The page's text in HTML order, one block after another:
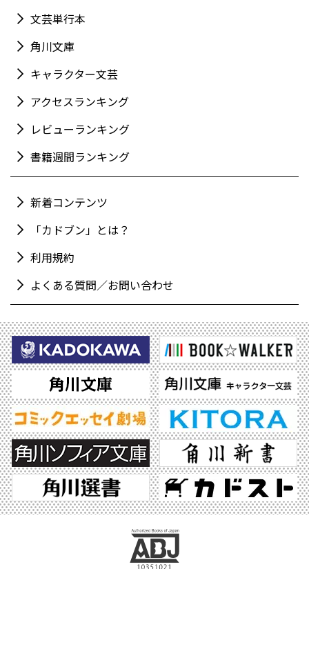
文芸単行本
角川文庫
キャラクター文芸
アクセスランキング
レビューランキング
書籍週間ランキング
新着コンテンツ
「カドブン」とは？
利用規約
よくある質問／お問い合わせ